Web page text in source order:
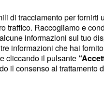
di più. E’ anche
quanto ha già avuto
molto giovane.
stanno
secondo
di tracciamento per
traffico. Raccogliamo e
informazioni sul tuo
informazioni che hai
cliccando il pulsante
il consenso al